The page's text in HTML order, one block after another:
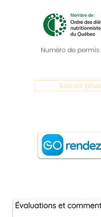
Numéro de
Savoir plus